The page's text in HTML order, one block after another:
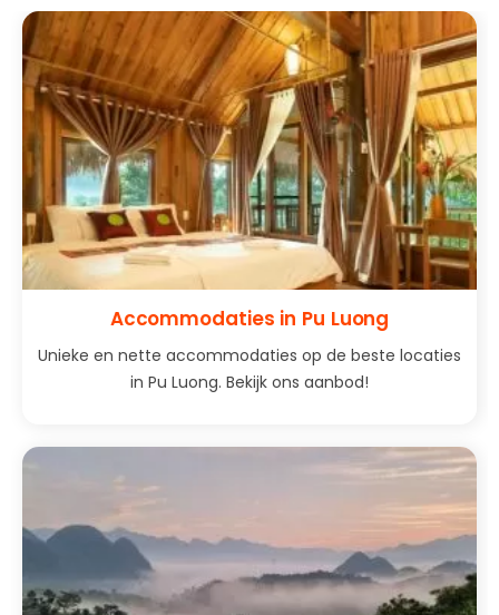
Accommodaties in Pu Luong
Unieke en nette accommodaties op de beste locaties
in Pu Luong. Bekijk ons aanbod!